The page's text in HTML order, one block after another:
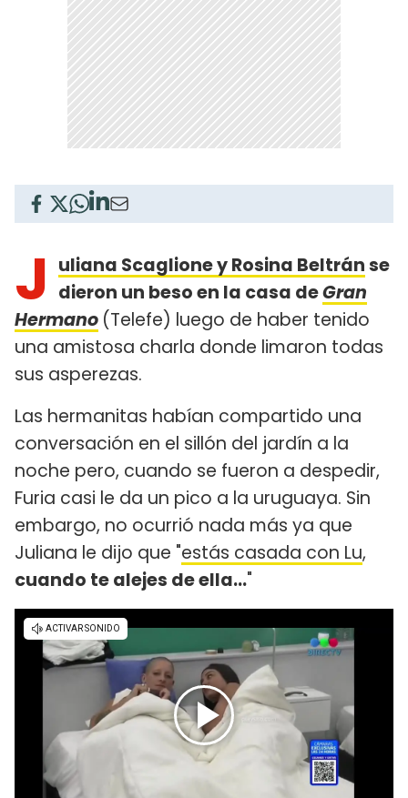
J uliana Scaglione y Rosina Beltránse
dieron un beso en la casa deGran
Hermano (Telefe) luego de haber tenido
una amistosa charla donde limaron todas
sus asperezas.
Las hermanitas habían compartido una
conversación en el sillón del jardín a la
noche pero, cuando se fueron a despedir,
Furia casi le da un pico a la uruguaya. Sin
embargo, no ocurrió nada más ya que
Juliana le dijo que "estás casada con Lu,
cuando te alejes de ella..."